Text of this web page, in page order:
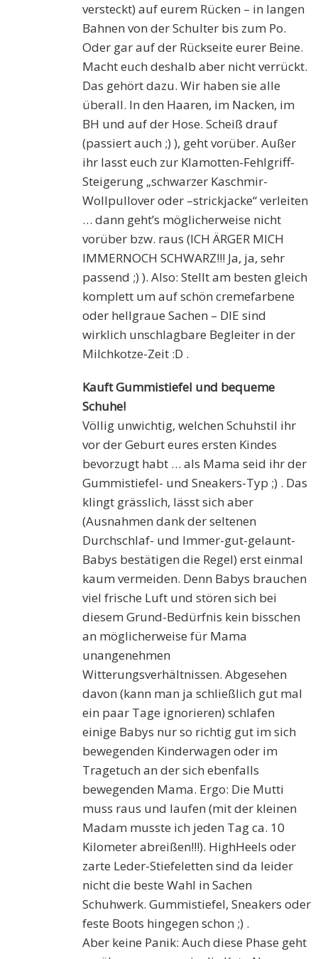
versteckt) auf eurem Rücken – in langen
Bahnen von der Schulter bis zum Po.
Oder gar auf der Rückseite eurer Beine.
Macht euch deshalb aber nicht verrückt.
Das gehört dazu. Wir haben sie alle
überall. In den Haaren, im Nacken, im
BH und auf der Hose. Scheiß drauf
(passiert auch ;) ), geht vorüber. Außer
ihr lasst euch zur Klamotten-Fehlgriff-
Steigerung „schwarzer Kaschmir-
Wollpullover oder –strickjacke“ verleiten
… dann geht’s möglicherweise nicht
vorüber bzw. raus (ICH ÄRGER MICH
IMMERNOCH SCHWARZ!!! Ja, ja, sehr
passend ;) ). Also: Stellt am besten gleich
komplett um auf schön cremefarbene
oder hellgraue Sachen – DIE sind
wirklich unschlagbare Begleiter in der
Milchkotze-Zeit :D .
Kauft Gummistiefel und bequeme
Schuhe!
Völlig unwichtig, welchen Schuhstil ihr
vor der Geburt eures ersten Kindes
bevorzugt habt … als Mama seid ihr der
Gummistiefel- und Sneakers-Typ ;) . Das
klingt grässlich, lässt sich aber
(Ausnahmen dank der seltenen
Durchschlaf- und Immer-gut-gelaunt-
Babys bestätigen die Regel) erst einmal
kaum vermeiden. Denn Babys brauchen
viel frische Luft und stören sich bei
diesem Grund-Bedürfnis kein bisschen
an möglicherweise für Mama
unangenehmen
Witterungsverhältnissen. Abgesehen
davon (kann man ja schließlich gut mal
ein paar Tage ignorieren) schlafen
einige Babys nur so richtig gut im sich
bewegenden Kinderwagen oder im
Tragetuch an der sich ebenfalls
bewegenden Mama. Ergo: Die Mutti
muss raus und laufen (mit der kleinen
Madam musste ich jeden Tag ca. 10
Kilometer abreißen!!!). HighHeels oder
zarte Leder-Stiefeletten sind da leider
nicht die beste Wahl in Sachen
Schuhwerk. Gummistiefel, Sneakers oder
feste Boots hingegen schon ;) .
Aber keine Panik: Auch diese Phase geht